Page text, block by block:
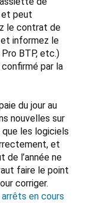
et peut
le contrat de
informez le
BTP, etc.)
par la
du jour au
nouvelles sur
les logiciels
et
de l’année ne
faire le point
corriger.
en cours